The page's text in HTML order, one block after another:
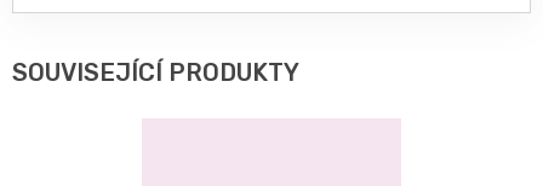
SOUVISEJÍCÍ PRODUKTY